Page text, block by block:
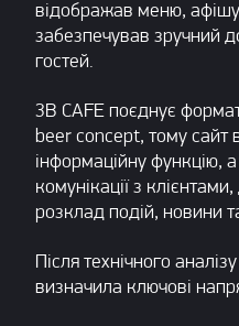
відображав меню, афішу
забезпечував зручний
гостей.
3B CAFE поєднує
beer concept, тому сайт
інформаційну функцію,
комунікації з
розклад подій, новини
Після технічного
визначила ключові